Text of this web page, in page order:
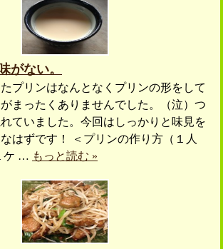
がない。
プリンはなんとなくプリンの形をして
まったくありませんでした。（泣）つ
ていました。今回はしっかりと味見を
はずです！ ＜プリンの作り方（１人
ケ … もっと読む »